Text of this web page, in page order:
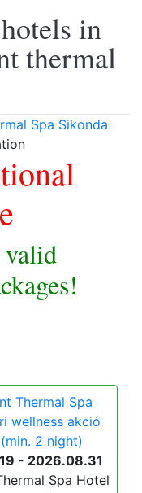
in
thermal
Spa Sikonda
valid
Thermal Spa
wellness akció
2 night)
- 2026.08.31
Spa Hotel